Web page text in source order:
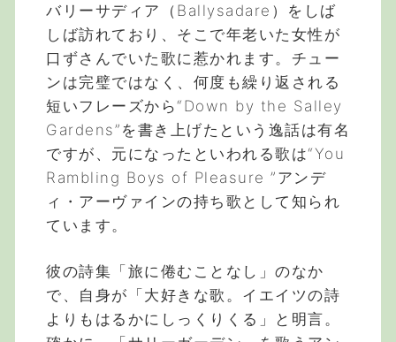
バリーサディア（Ballysadare）をしば
しば訪れており、そこで年老いた女性が
口ずさんでいた歌に惹かれます。チュー
ンは完璧ではなく、何度も繰り返される
短いフレーズから“Down by the Salley
Gardens”を書き上げたという逸話は有名
ですが、元になったといわれる歌は“You
Rambling Boys of Pleasure ”アンデ
ィ・アーヴァインの持ち歌として知られ
ています。
彼の詩集「旅に倦むことなし」のなか
で、自身が「大好きな歌。イエイツの詩
よりもはるかにしっくりくる」と明言。